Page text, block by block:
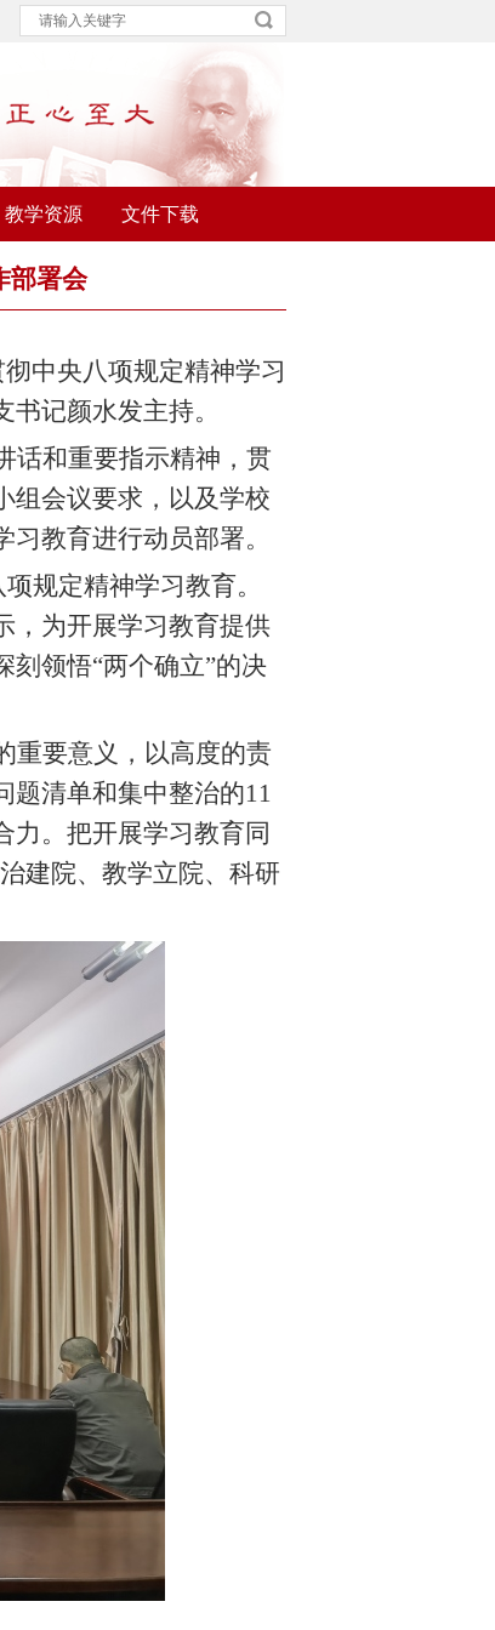
教学资源 文件下载
部署会
中央八项规定精神学习
记颜水发主持。
话和重要指示精神，贯
组会议要求，以及学校
教育进行动员部署。
规定精神学习教育。
，为开展学习教育提供
领悟“两个确立”的决
重要意义，以高度的责
题清单和集中整治的11
力。把开展学习教育同
建院、教学立院、科研